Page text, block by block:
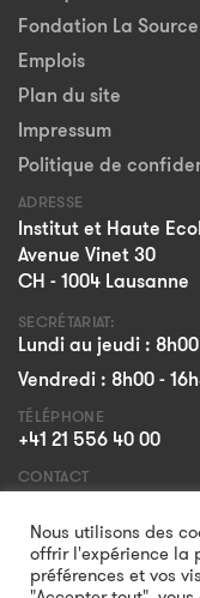
Fondation La Source
Emplois
Plan du site
Impressum
Politique de
ADRESSE
Institut et Haute
Avenue Vinet 30
CH - 1004 Lausanne
SECRÉTARIAT:
Lundi au jeudi :
Vendredi : 8h00 -
TÉLÉPHONE
+41 21 556 40 00
CONTACT
Formulaire
Nous utilisons des
offrir l'expérience la
préférences et vos